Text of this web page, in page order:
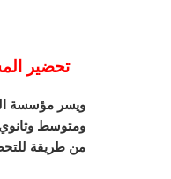
تحضير
ويسر مؤسسة
ومتوسط وثانوي
من طريقة